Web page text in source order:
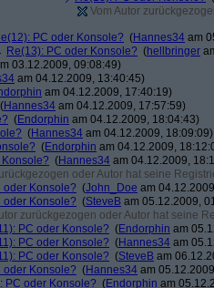
Vom Autor
PC oder Konsole? (Hannes34 am
Re(13): PC oder Konsole? (hellbringer
03.12.2009, 09:08:49)
am 04.12.2009, 13:40:45)
am 04.12.2009, 17:40:19)
(Hannes34 am 04.12.2009, 17:57:59)
(Endorphin am 04.12.2009, 18:04:43)
(Hannes34 am 04.12.2009, 18:09:09)
(Endorphin am 04.12.2009,
(Hannes34 am 04.12.2009,
oder Autor hat seine
oder Konsole? (John_Doe am
oder Konsole? (SteveB am 05.12.2009,
zurückgezogen oder Autor hat seine
PC oder Konsole? (Endorphin am
PC oder Konsole? (Hannes34 am
PC oder Konsole? (SteveB am
oder Konsole? (Hannes34 am
PC oder Konsole? (Endorphin am